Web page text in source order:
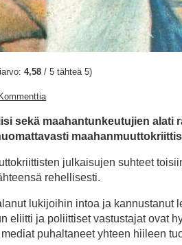
4,58 / 5 tähteä 5)
sekä maahantunkeutujien alati
julkaisujen suhteet
rehellisesti.
lukijoihin intoa ja kannustanut
eliitti ja poliittiset vastustajat ovat
puhaltaneet yhteen hiileen